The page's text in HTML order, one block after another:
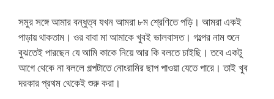
সমুর সঙ্গে আমার বন্ধুত্ব যখন আমরা ৮ম শ্রেণিতে পড়ি। আমরা একই
পাড়ায় থাকতাম। ওর বাবা মা আমাকে খুবই ভালবাসত। গল্পের নাম শুনে
বুঝতেই পারছেন যে আমি কাকে নিয়ে আর কি বলতে চাইছি। তবে একটু
আগে থেকে না বললে গল্পটাতে নোংরামির ছাপ পাওয়া যেতে পারে। তাই খুব
দরকার প্রথম থেকেই শুরু করা।